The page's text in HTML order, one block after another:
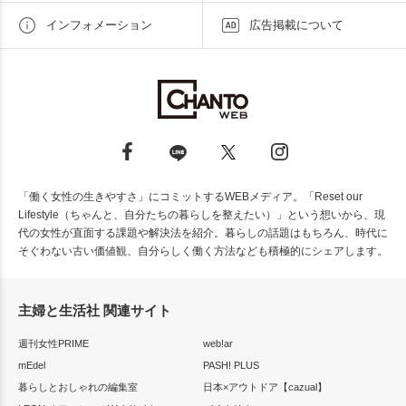
インフォメーション 広告掲載について
「働く女性の生きやすさ」にコミットするWEBメディア。「Reset our
Lifestyle（ちゃんと、自分たちの暮らしを整えたい）」という想いから、現
代の女性が直面する課題や解決法を紹介。暮らしの話題はもちろん、時代に
そぐわない古い価値観、自分らしく働く方法なども積極的にシェアします。
主婦と生活社 関連サイト
週刊女性PRIME
web!ar
mEdel
PASH! PLUS
暮らしとおしゃれの編集室
日本×アウトドア【cazual】